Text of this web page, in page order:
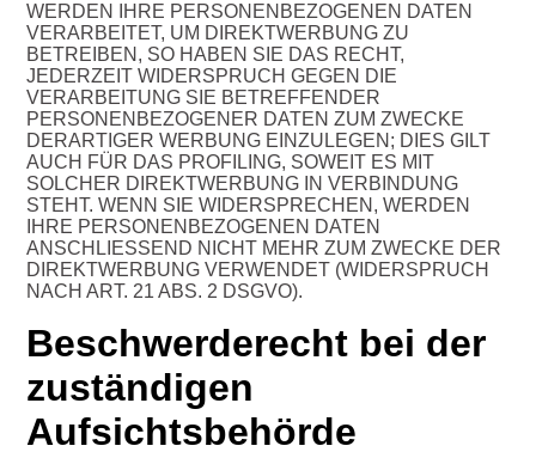
WERDEN IHRE PERSONENBEZOGENEN DATEN
VERARBEITET, UM DIREKTWERBUNG ZU
BETREIBEN, SO HABEN SIE DAS RECHT,
JEDERZEIT WIDERSPRUCH GEGEN DIE
VERARBEITUNG SIE BETREFFENDER
PERSONENBEZOGENER DATEN ZUM ZWECKE
DERARTIGER WERBUNG EINZULEGEN; DIES GILT
AUCH FÜR DAS PROFILING, SOWEIT ES MIT
SOLCHER DIREKTWERBUNG IN VERBINDUNG
STEHT. WENN SIE WIDERSPRECHEN, WERDEN
IHRE PERSONENBEZOGENEN DATEN
ANSCHLIESSEND NICHT MEHR ZUM ZWECKE DER
DIREKTWERBUNG VERWENDET (WIDERSPRUCH
NACH ART. 21 ABS. 2 DSGVO).
Beschwerderecht bei der
zuständigen
Aufsichtsbehörde